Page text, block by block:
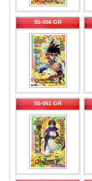
S5-056 GR
S5-061 GR